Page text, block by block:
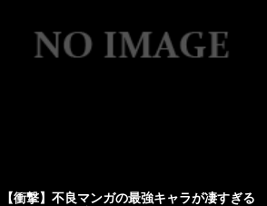
【衝撃】不良マンガの最強キャラが凄すぎる